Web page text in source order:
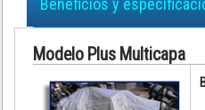
Beneficios y
Modelo Plus Multicapa